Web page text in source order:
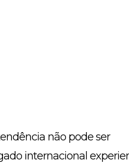
não pode ser
internacional